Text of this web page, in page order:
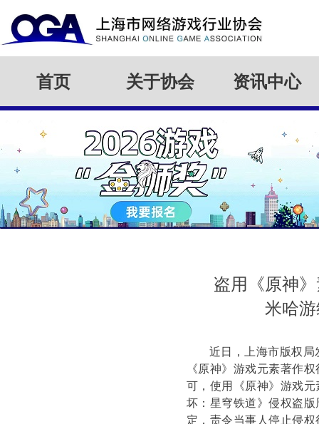
首页 关于协会 资讯中心
盗用《原神
米哈
近日，上海市版权局
《原神》游戏元素著作
可，使用《原神》游戏
坏：星穹铁道》侵权盗
定，责令当事人停止侵